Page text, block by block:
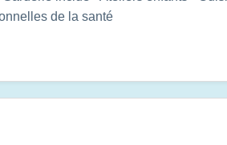
de la santé